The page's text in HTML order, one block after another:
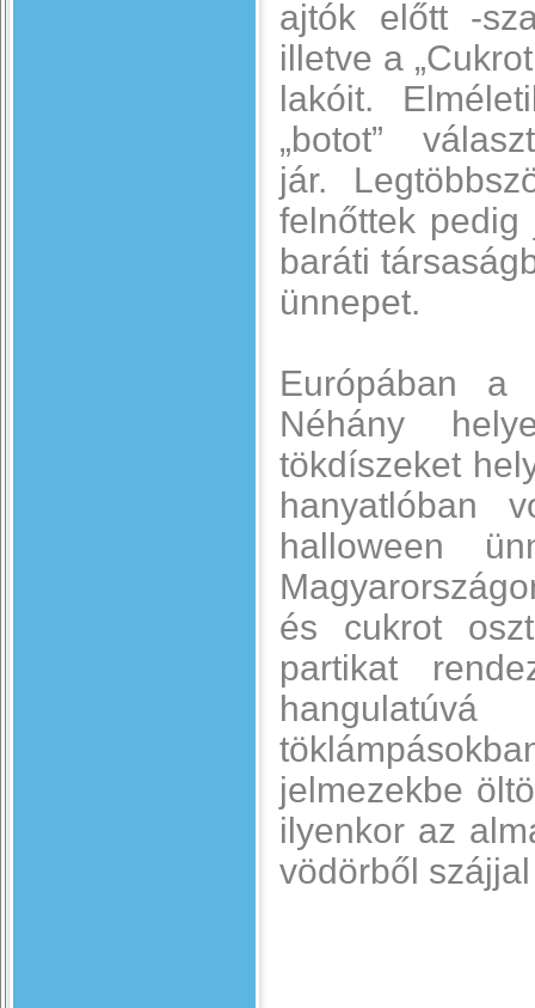
ajtók előtt -
illetve a
lakóit.
„botot”
jár.
felnőttek pedig
baráti
ünnepet.
Európában a
Néhány
tökdíszeket
hanyatlóban
halloween
és cukrot
partikat
jelmezekbe
ilyenkor az
vödörből